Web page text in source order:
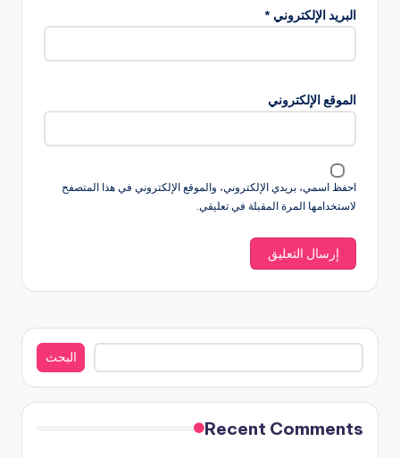
البريد الإلكتروني *
الموقع الإلكتروني
احفظ اسمي، بريدي الإلكتروني، والموقع الإلكتروني في هذا المتصفح
لاستخدامها المرة المقبلة في تعليقي.
البحث
البحث
Recent Comments